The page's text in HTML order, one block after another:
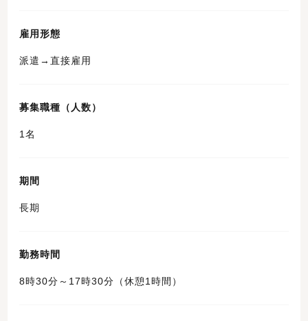
雇用形態
派遣→直接雇用
募集職種（人数）
1名
期間
長期
勤務時間
8時30分～17時30分（休憩1時間）